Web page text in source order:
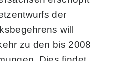
der
will
zu den bis 2008